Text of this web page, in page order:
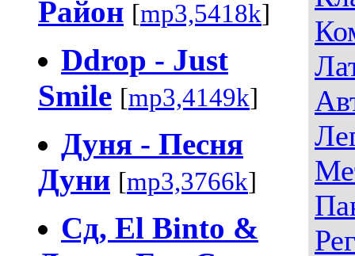
Район [mp3,5418k]
Ddrop - Just
Smile [mp3,4149k]
Дуня - Песня
Дуни [mp3,3766k]
Сд, El Binto &